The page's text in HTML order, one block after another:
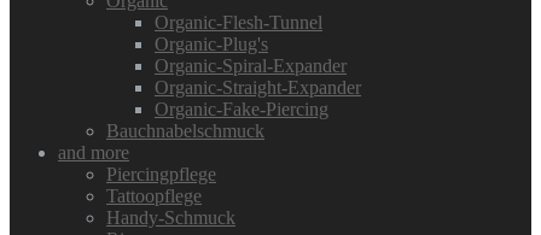
Organic-Flesh-Tunnel
Organic-Plug's
Organic-Spiral-Expander
Organic-Straight-Expander
Organic-Fake-Piercing
Bauchnabelschmuck
and more
Piercingpflege
Tattoopflege
Handy-Schmuck